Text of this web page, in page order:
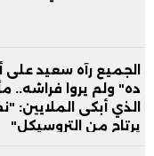
الجميع رآه سعيد على
ده" ولم يروا فراشه..
الذي أبكى الملايين:
يرتاح من التروسيكل"